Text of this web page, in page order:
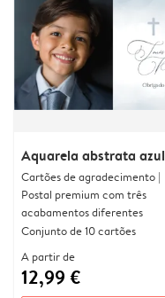
Aquarela abstrata azul
Cartões de agradecimento |
Postal premium com três
acabamentos diferentes
Conjunto de 10 cartões
A partir de
12,99 €